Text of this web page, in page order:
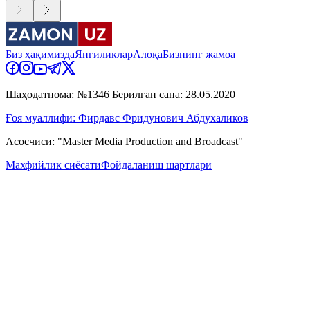
Биз ҳақимиздаЯнгиликларАлоқаБизнинг жамоа
Шаҳодатнома: №1346 Берилган сана: 28.05.2020
Ғоя муаллифи: Фирдавс Фридунович Абдухаликов
Асосчиси: "Master Media Production and Broadcast"
Махфийлик сиёсатиФойдаланиш шартлари